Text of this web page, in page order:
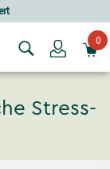
Login0
Stress-